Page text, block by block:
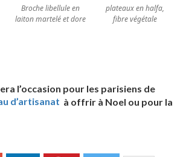
Broche libellule en
laiton martelé et dore
plateaux en halfa,
fibre végétale
l’occasion pour les parisiens de
d’artisanat à offrir à Noel ou pour la